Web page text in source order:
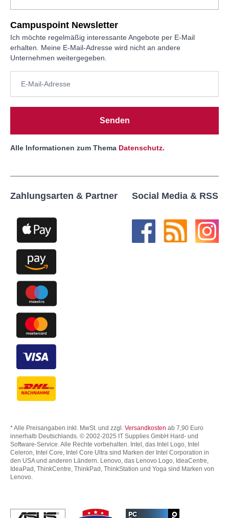
Campuspoint Newsletter
Ich möchte regelmäßig interessante Angebote per E-Mail
erhalten. Meine E-Mail-Adresse wird nicht an andere
Unternehmen weitergegeben.
Senden
Alle Informationen zum Thema Datenschutz.
Zahlungsarten & Partner Social Media & RSS
* Alle Preisangaben inkl. MwSt. und zzgl. Versandkosten ab 7,90 Euro
innerhalb Deutschlands. © 2002-2025 IT Supplies GmbH Hard- und
Software-Service. Alle Rechte vorbehalten. Intel, das Intel Logo, Intel
Celeron, Intel Core, Intel Core Ultra sind Marken der Intel Corporation in
den USA und anderen Ländern. Lenovo, das Lenovo Logo, IdeaCentre,
IdeaPad, ThinkCentre, ThinkPad, ThinkStation und Yoga sind Marken von
Lenovo.